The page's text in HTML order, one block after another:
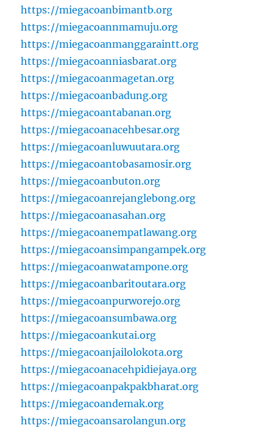
https://miegacoanbimantb.org
https://miegacoannmamuju.org
https://miegacoanmanggaraintt.org
https://miegacoanniasbarat.org
https://miegacoanmagetan.org
https://miegacoanbadung.org
https://miegacoantabanan.org
https://miegacoanacehbesar.org
https://miegacoanluwuutara.org
https://miegacoantobasamosir.org
https://miegacoanbuton.org
https://miegacoanrejanglebong.org
https://miegacoanasahan.org
https://miegacoanempatlawang.org
https://miegacoansimpangampek.org
https://miegacoanwatampone.org
https://miegacoanbaritoutara.org
https://miegacoanpurworejo.org
https://miegacoansumbawa.org
https://miegacoankutai.org
https://miegacoanjailolokota.org
https://miegacoanacehpidiejaya.org
https://miegacoanpakpakbharat.org
https://miegacoandemak.org
https://miegacoansarolangun.org